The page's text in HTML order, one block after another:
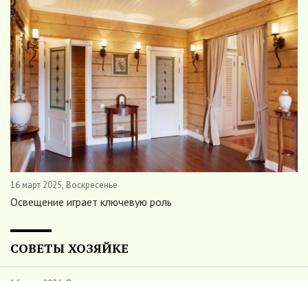
16 март 2025, Воскресенье
Освещение играет ключевую роль
СОВЕТЫ ХОЗЯЙКЕ